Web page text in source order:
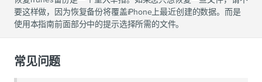
要这样做，因为恢复备份将覆盖iPhone上最近创建的数据。而是
使用本指南前面部分中的提示选择所需的文件。
常见问题